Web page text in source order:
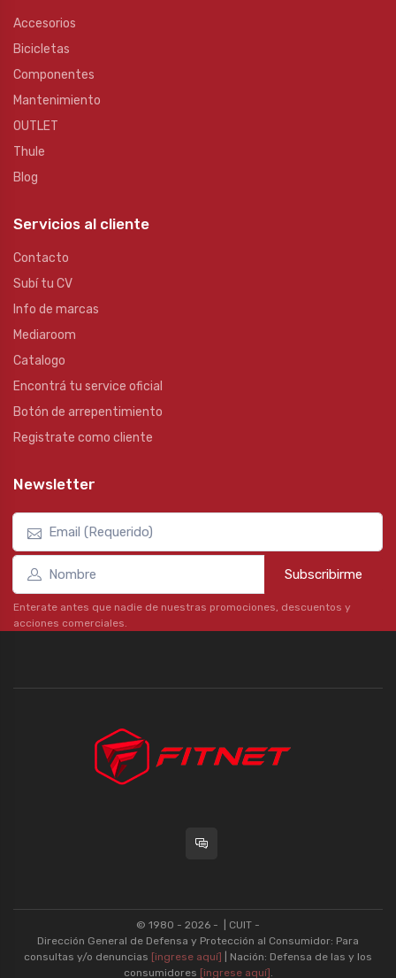
Accesorios
Bicicletas
Componentes
Mantenimiento
OUTLET
Thule
Blog
Servicios al cliente
Contacto
Subí tu CV
Info de marcas
Mediaroom
Catalogo
Encontrá tu service oficial
Botón de arrepentimiento
Registrate como cliente
Newsletter
Subscribirme
Enterate antes que nadie de nuestras promociones, descuentos y
acciones comerciales.
© 1980 - 2026 -
| CUIT -
Dirección General de Defensa y Protección al Consumidor: Para
consultas y/o denuncias [ingrese aquí]
| Nación: Defensa de las y los
consumidores [ingrese aquí] .